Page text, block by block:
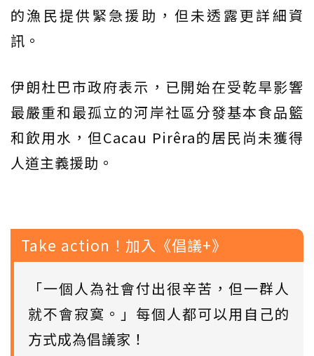
的漁民提供緊急援助，但未透露更詳細資
訊。
伊朗杜巴市政府表示，已開始在受乾旱影響
最嚴重和最孤立的河岸社區分發基本食品籃
和飲用水，但Cacau Pirêra的居民尚未獲得
人道主義援助。
Take action！加入《倡議+》
「一個人為社會付出很辛苦，但一群人
就不會寂寞。」每個人都可以用自己的
方式成為倡議家！